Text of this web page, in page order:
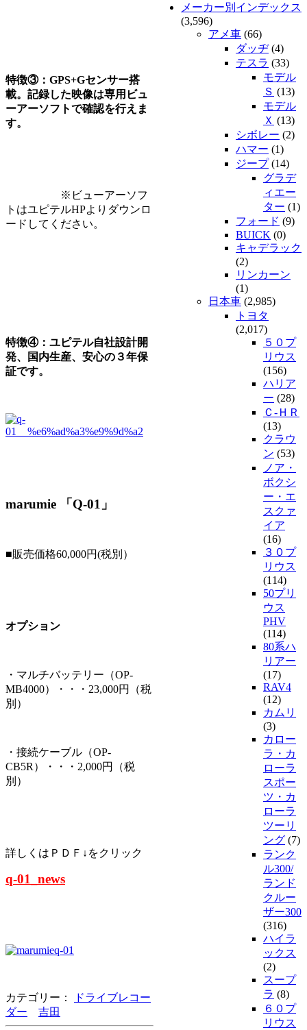
特徴③：GPS+Gセンサー搭
載。記録した映像は専用ビュ
ーアーソフトで確認を行えま
す。
※ビューアーソフ
トはユピテルHPよりダウンロ
ードしてください。
特徴④：ユピテル自社設計開
発、国内生産、安心の３年保
証です。
marumie 「Q-01」
■販売価格60,000円(税別）
オプション
・マルチバッテリー（OP-
MB4000）・・・23,000円（税
別）
・接続ケーブル（OP-
CB5R）・・・2,000円（税
別）
詳しくはＰＤＦ↓をクリック
q-01_news
カテゴリー：
ドライブレコー
ダー
吉田
メーカー別インデックス
(3,596)
アメ車 (66)
ダッヂ(4)
テスラ (33)
モデル
Ｓ (13)
モデル
Ｘ (13)
シボレー (2)
ハマー (1)
ジープ(14)
グラデ
ィエー
ター (1)
フォード (9)
BUICK (0)
キャデラック
(2)
リンカーン
(1)
日本車 (2,985)
トヨタ
(2,017)
５０プ
リウス
(156)
ハリア
ー (28)
Ｃ-ＨＲ
(13)
クラウ
ン (53)
ノア・
ボクシ
ー・エ
スクァ
イア
(16)
３０プ
リウス
(114)
50プリ
ウス
PHV
(114)
80系ハ
リアー
(17)
RAV4
(12)
カムリ
(3)
カロー
ラ・カ
ローラ
スポー
ツ・カ
ローラ
ツーリ
ング (7)
ランク
ル300/
ランド
クルー
ザー300
(316)
ハイラ
ックス
(2)
スープ
ラ (8)
６０プ
リウス